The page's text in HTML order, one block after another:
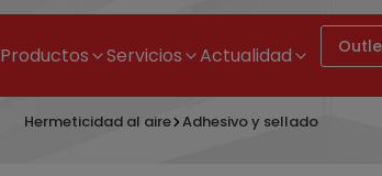
Productos Servicios Actualidad
Hermeticidad al aire Adhesivo y sellado